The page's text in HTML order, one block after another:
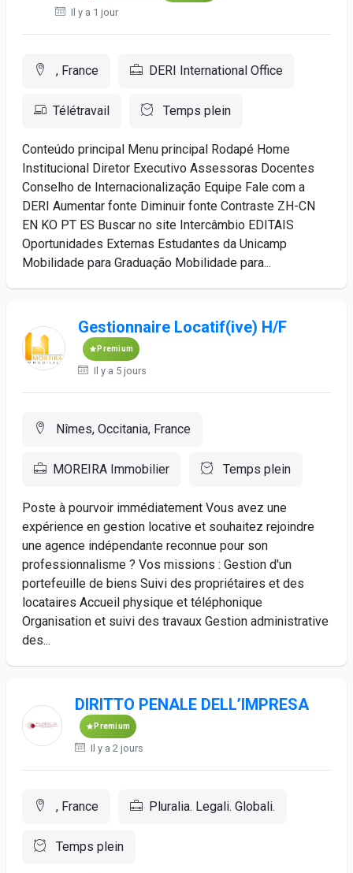
Il y a 1 jour
, France DERI International Office
Télétravail Temps plein
Conteúdo principal Menu principal Rodapé Home
Institucional Diretor Executivo Assessoras Docentes
Conselho de Internacionalização Equipe Fale com a
DERI Aumentar fonte Diminuir fonte Contraste ZH-CN
EN KO PT ES Buscar no site Intercâmbio EDITAIS
Oportunidades Externas Estudantes da Unicamp
Mobilidade para Graduação Mobilidade para...
Gestionnaire Locatif(ive) H/F
Premium
Il y a 5 jours
Nîmes, Occitania, France
MOREIRA Immobilier Temps plein
Poste à pourvoir immédiatement Vous avez une
expérience en gestion locative et souhaitez rejoindre
une agence indépendante reconnue pour son
professionnalisme ? Vos missions : Gestion d'un
portefeuille de biens Suivi des propriétaires et des
locataires Accueil physique et téléphonique
Organisation et suivi des travaux Gestion administrative
des...
DIRITTO PENALE DELL’IMPRESA
Premium
Il y a 2 jours
, France Pluralia. Legali. Globali.
Temps plein